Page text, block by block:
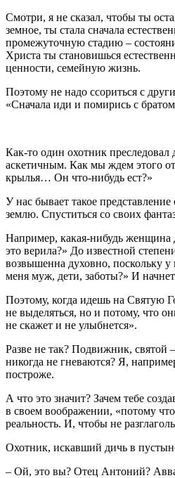
Смотри, я не сказал, чтобы ты
земное, ты стала сначала
промежуточную стадию –
Христа ты становишься
ценности, семейную жизнь.
Поэтому не надо ссориться с
«Сначала иди и помирись с
Как-то один охотник
аскетичным. Как мы ждем этого
крылья… Он что-нибудь ест?»
У нас бывает такое
землю. Спуститься со своих
Например, какая-нибудь женщина
это верила?» До известной
возвышенна духовно, поскольку у
меня муж, дети, заботы?» И
Поэтому, когда идешь на Святую
не выделяться, но и потому, что
не скажет и не улыбнется».
Разве не так? Подвижник, святой
никогда не гневаются? Я,
построже.
А что это значит? Зачем тебе
в своем воображении, «потому
реальность. И, чтобы не
Охотник, искавший дичь в
– Ой, это вы? Отец Антоний?